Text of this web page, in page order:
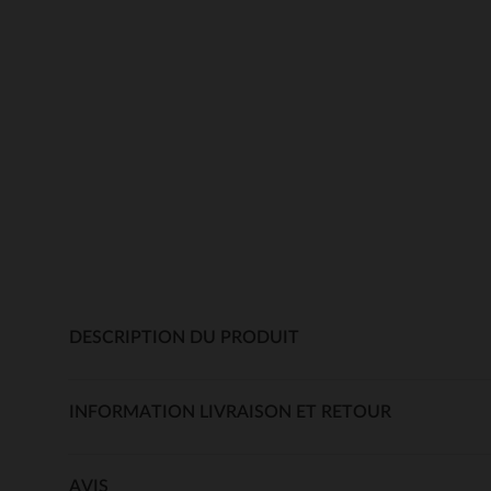
DESCRIPTION DU PRODUIT
INFORMATION LIVRAISON ET RETOUR
AVIS